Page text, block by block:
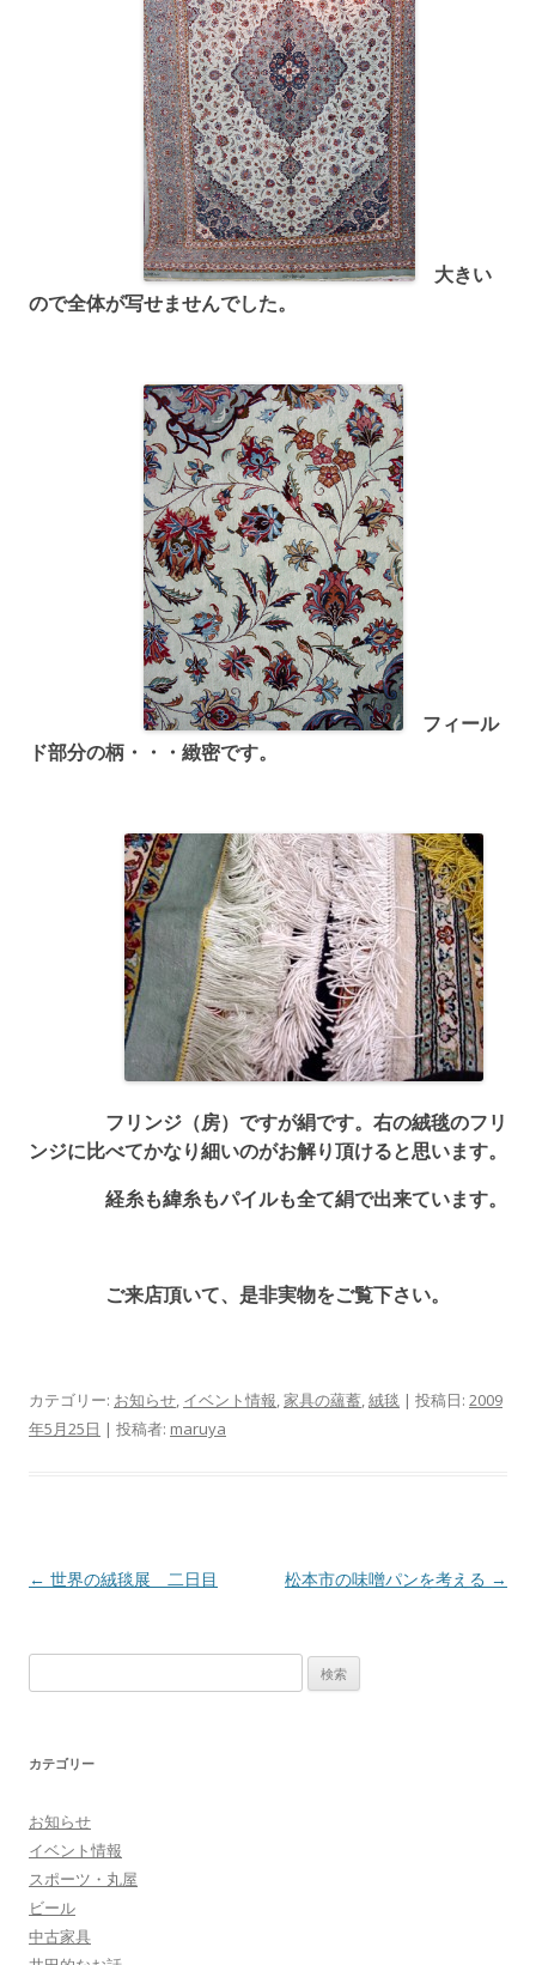
大きい
ので全体が写せませんでした。
フィール
ド部分の柄・・・緻密です。
フリンジ（房）ですが絹です。右の絨毯のフリ
ンジに比べてかなり細いのがお解り頂けると思います。
経糸も緯糸もパイルも全て絹で出来ています。
ご来店頂いて、是非実物をご覧下さい。
カテゴリー: お知らせ イベント情報 家具の蘊蓄 絨毯 | 投稿日: 2009
年5月25日 | 投稿者: maruya
投
ョ
ン
← 世界の絨毯展 二日目 松本市の味噌パンを考える →
索
カテゴリー
お知らせ
イベント情報
スポーツ・丸屋
ビール
中古家具